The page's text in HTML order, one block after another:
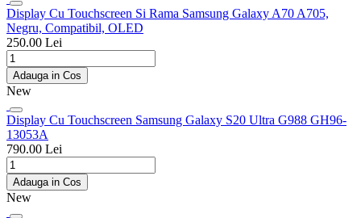
Display Cu Touchscreen Si Rama Samsung Galaxy A70 A705,
Negru, Compatibil, OLED
250.00 Lei
Adauga in Cos
New
Display Cu Touchscreen Samsung Galaxy S20 Ultra G988 GH96-
13053A
790.00 Lei
Adauga in Cos
New